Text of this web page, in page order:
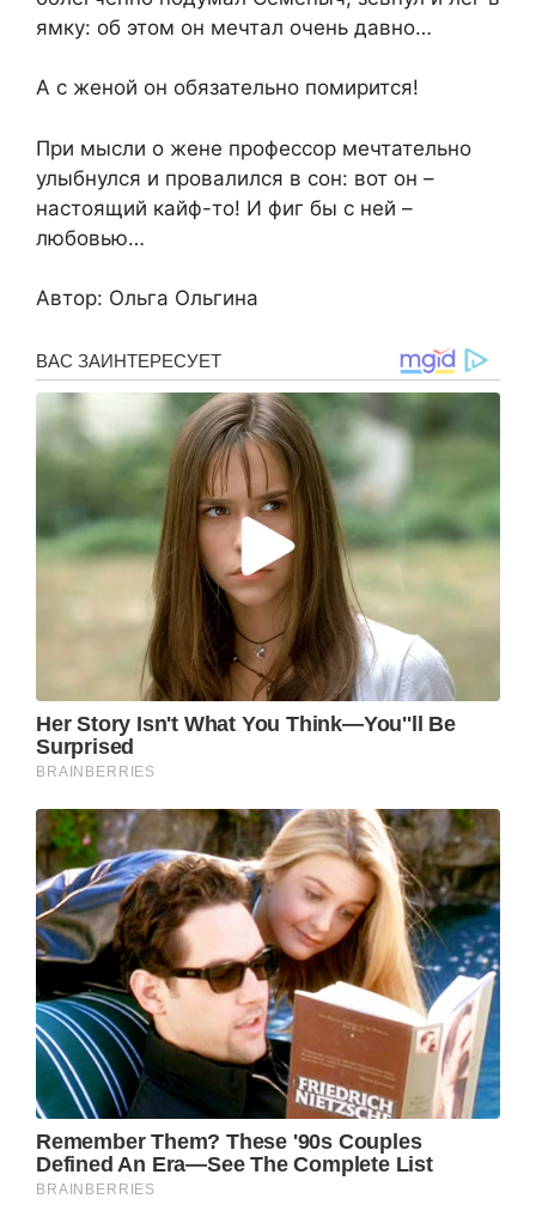
ямку: об этом он мечтал очень давно…
А с женой он обязательно помирится!
При мысли о жене профессор мечтательно
улыбнулся и провалился в сон: вот он –
настоящий кайф-то! И фиг бы с ней –
любовью…
Автор: Ольга Ольгина